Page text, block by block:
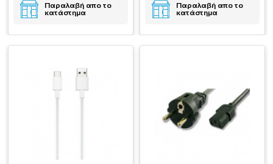
Παραλαβή απο το
κατάστημα
Παραλαβή απο το
κατάστημα